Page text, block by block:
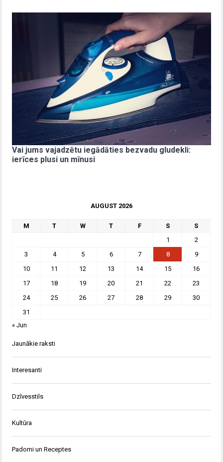
Vai jums vajadzētu iegādāties bezvadu gludekli:
ierīces plusi un mīnusi
AUGUST 2026
M T W T F S
S
1
2
3
4 5 6 7 8
9
10
11 12 13 14 15
16
17
18 19 20 21 22
23
24
25 26 27 28 29
30
31
« Jun
Jaunākie raksti
Interesanti
Dzīvesstils
Kultūra
Padomi un Receptes